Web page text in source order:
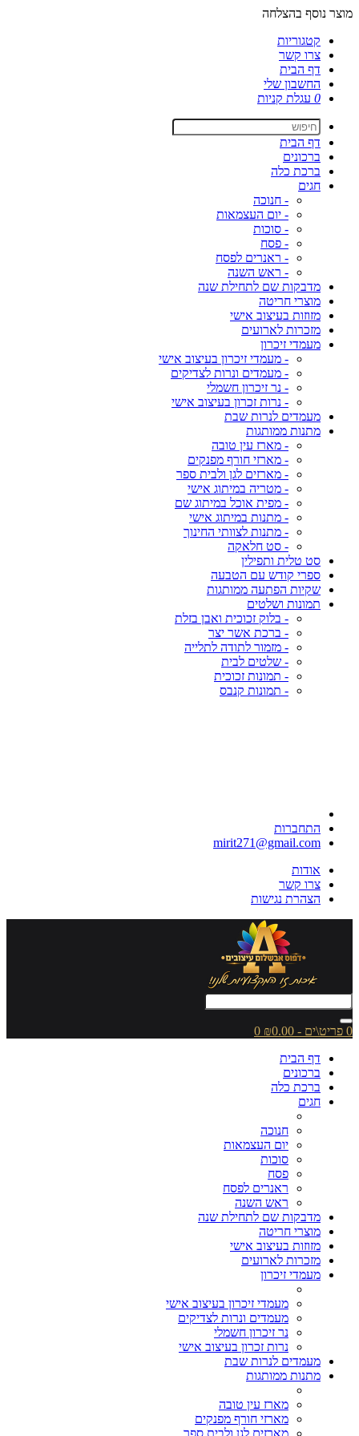
מוצר נוסף בהצלחה
קטגוריות
צרו קשר
דף הבית
החשבון שלי
0 עגלת קניות
דף הבית
ברכונים
ברכת כלה
חגים
- חנוכה
- יום העצמאות
- סוכות
- פסח
- ראנרים לפסח
- ראש השנה
מדבקות שם לתחילת שנה
מוצרי חריטה
מזוזות בעיצוב אישי
מזכרות לארועים
מעמדי זיכרון
- מעמדי זיכרון בעיצוב אישי
- מעמדים ונרות לצדיקים
- נר זיכרון חשמלי
- נרות זכרון בעיצוב אישי
מעמדים לנרות שבת
מתנות ממותגות
- מארז עין טובה
- מארזי חורף מפנקים
- מארזים לגן ולבית ספר
- מטריה במיתוג אישי
- מפית אוכל במיתוג שם
- מתנות במיתוג אישי
- מתנות לצוותי החינוך
- סט חלאקה
סט טלית ותפילין
ספרי קודש עם הטבעה
שקיות הפתעה ממותגות
תמונות ושלטים
- בלוק זכוכית ואבן בזלת
- ברכת אשר יצר
- מזמור לתודה לתלייה
- שלטים לבית
- תמונות זכוכית
- תמונות קנבס
התחברות
mirit271@gmail.com
אודות
צרו קשר
הצהרת נגישות
0 פריט\ים - ₪0.00
0
דף הבית
ברכונים
ברכת כלה
חגים
חנוכה
יום העצמאות
סוכות
פסח
ראנרים לפסח
ראש השנה
מדבקות שם לתחילת שנה
מוצרי חריטה
מזוזות בעיצוב אישי
מזכרות לארועים
מעמדי זיכרון
מעמדי זיכרון בעיצוב אישי
מעמדים ונרות לצדיקים
נר זיכרון חשמלי
נרות זכרון בעיצוב אישי
מעמדים לנרות שבת
מתנות ממותגות
מארז עין טובה
מארזי חורף מפנקים
מארזים לגן ולבית ספר